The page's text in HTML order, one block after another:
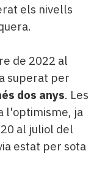
els nivells
de 2022 al
superat per
dos anys. Les
l'optimisme, ja
al juliol del
estat per sota